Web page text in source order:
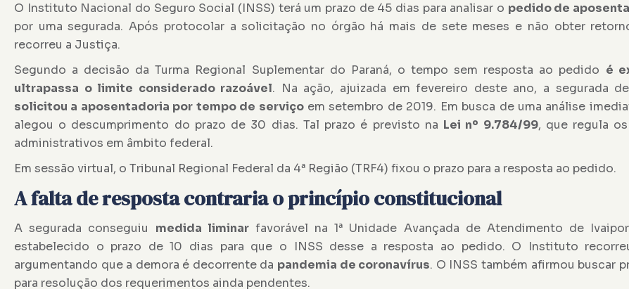
O Instituto Nacional do Seguro Social (INSS) terá um prazo de 45 dias para analisar o pedido de
por uma segurada. Após protocolar a solicitação no órgão há mais de sete meses e não obter
recorreu a Justiça.
Segundo a decisão da Turma Regional Suplementar do Paraná, o tempo sem resposta ao pedido é
ultrapassa o limite considerado razoável. Na ação, ajuizada em fevereiro deste ano, a segurada
solicitou a aposentadoria por tempo de serviçoem setembro de 2019. Em busca de uma análise
alegou o descumprimento do prazo de 30 dias. Tal prazo é previsto na Lei nº 9.784/99, que regula
administrativos em âmbito federal.
Em sessão virtual, o Tribunal Regional Federal da 4ª Região (TRF4) fixou o prazo para a resposta ao pedido.
A falta de resposta contraria o princípio constitucional
A segurada conseguiu medida liminarfavorável na 1ª Unidade Avançada de Atendimento de
estabelecido o prazo de 10 dias para que o INSS desse a resposta ao pedido. O Instituto
argumentando que a demora é decorrente da pandemia de coronavírus. O INSS também afirmou buscar
para resolução dos requerimentos ainda pendentes.